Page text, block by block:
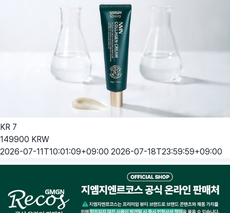
KR 7
149900 KRW
2026-07-11T10:01:09+09:00 2026-07-18T23:59:59+09:00